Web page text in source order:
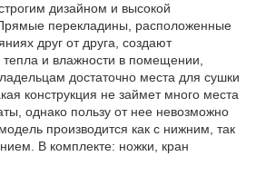
дизайном и высокой
перекладины, расположенные
друг от друга, создают
и влажности в помещении,
достаточно места для сушки
конструкция не займет много места
однако пользу от нее невозможно
производится как с нижним, так
В комплекте: ножки, кран